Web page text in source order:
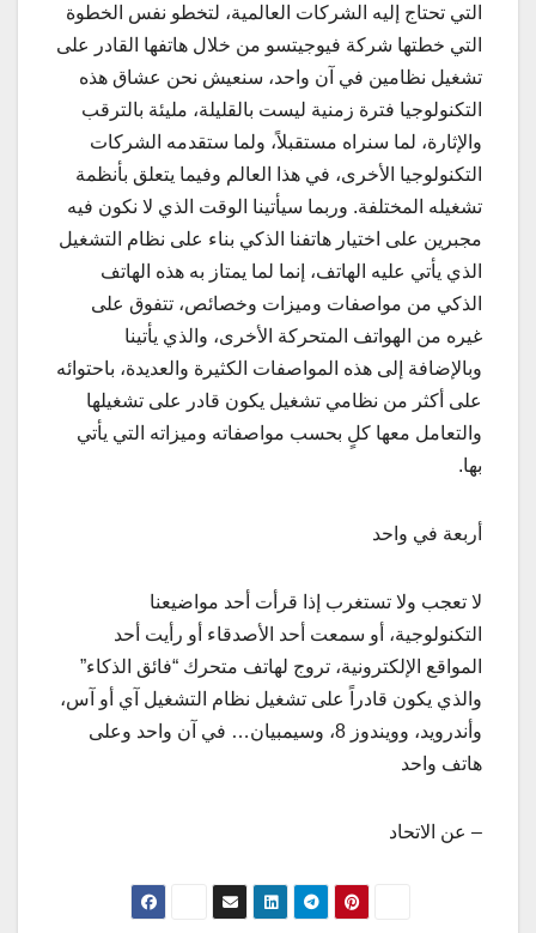
التي تحتاج إليه الشركات العالمية، لتخطو نفس الخطوة
التي خطتها شركة فيوجيتسو من خلال هاتفها القادر على
تشغيل نظامين في آن واحد، سنعيش نحن عشاق هذه
التكنولوجيا فترة زمنية ليست بالقليلة، مليئة بالترقب
والإثارة، لما سنراه مستقبلاً، ولما ستقدمه الشركات
التكنولوجيا الأخرى، في هذا العالم وفيما يتعلق بأنظمة
تشغيله المختلفة. وربما سيأتينا الوقت الذي لا نكون فيه
مجبرين على اختيار هاتفنا الذكي بناء على نظام التشغيل
الذي يأتي عليه الهاتف، إنما لما يمتاز به هذه الهاتف
الذكي من مواصفات وميزات وخصائص، تتفوق على
غيره من الهواتف المتحركة الأخرى، والذي يأتينا
وبالإضافة إلى هذه المواصفات الكثيرة والعديدة، باحتوائه
على أكثر من نظامي تشغيل يكون قادر على تشغيلها
والتعامل معها كلٍ بحسب مواصفاته وميزاته التي يأتي
بها.
أربعة في واحد
لا تعجب ولا تستغرب إذا قرأت أحد مواضيعنا
التكنولوجية، أو سمعت أحد الأصدقاء أو رأيت أحد
المواقع الإلكترونية، تروج لهاتف متحرك “فائق الذكاء”
والذي يكون قادراً على تشغيل نظام التشغيل آي أو آس،
وأندرويد، وويندوز 8، وسيمبيان… في آن واحد وعلى
هاتف واحد
– عن الاتحاد